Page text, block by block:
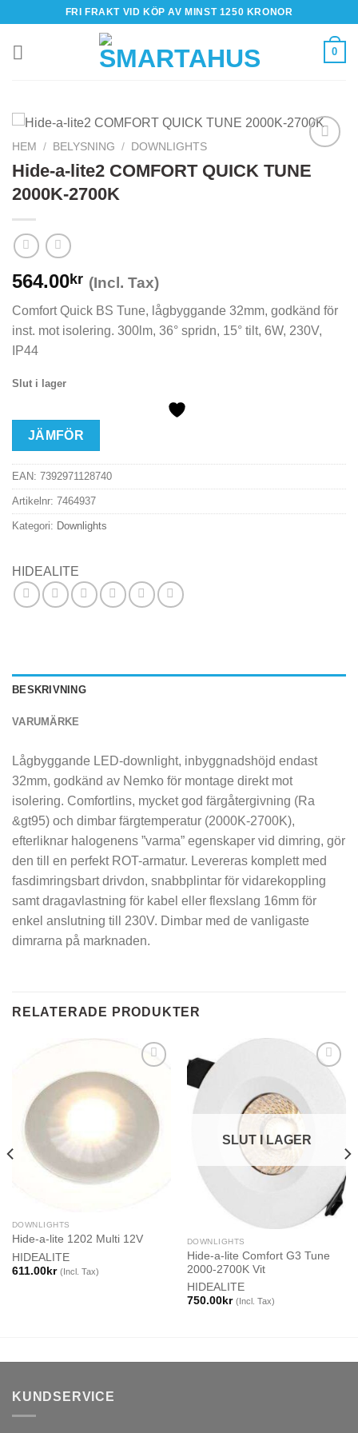
content
FRI FRAKT VID KÖP AV MINST 1250 KRONOR
0
HEM / BELYSNING / DOWNLIGHTS
Hide-a-lite2 COMFORT QUICK TUNE
2000K-2700K
564.00kr (Incl. Tax)
Comfort Quick BS Tune, lågbyggande 32mm, godkänd för
inst. mot isolering. 300lm, 36° spridn, 15° tilt, 6W, 230V,
IP44
Slut i lager
JÄMFÖR
EAN: 7392971128740
Artikelnr: 7464937
Kategori: Downlights
HIDEALITE
BESKRIVNING
VARUMÄRKE
Lågbyggande LED-downlight, inbyggnadshöjd endast
32mm, godkänd av Nemko för montage direkt mot
isolering. Comfortlins, mycket god färgåtergivning (Ra
&gt95) och dimbar färgtemperatur (2000K-2700K),
efterliknar halogenens ”varma” egenskaper vid dimring, gör
den till en perfekt ROT-armatur. Levereras komplett med
fasdimringsbart drivdon, snabbplintar för vidarekoppling
samt dragavlastning för kabel eller flexslang 16mm för
enkel anslutning till 230V. Dimbar med de vanligaste
dimrarna på marknaden.
RELATERADE PRODUKTER
DOWNLIGHTS
Hide-a-lite 1202 Multi 12V
HIDEALITE
611.00kr (Incl. Tax)
SLUT I LAGER
DOWNLIGHTS
Hide-a-lite Comfort G3 Tune
2000-2700K Vit
HIDEALITE
750.00kr (Incl. Tax)
KUNDSERVICE